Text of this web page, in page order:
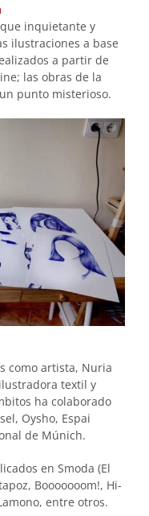
inquietante y
ilustraciones a base
a partir de
las obras de la
punto misterioso.
como artista, Nuria
textil y
ha colaborado
Oysho, Espai
de Múnich.
en Smoda (El
Booooooom!, Hi-
entre otros.